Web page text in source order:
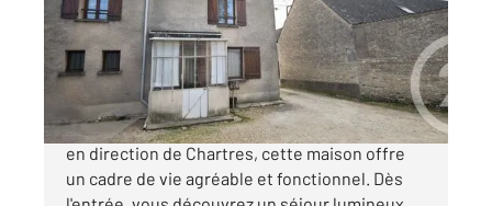
Maison à vendre
129 000 €
Située à seulement 10 minutes de Bonneval,
en direction de Chartres, cette maison offre
un cadre de vie agréable et fonctionnel. Dès